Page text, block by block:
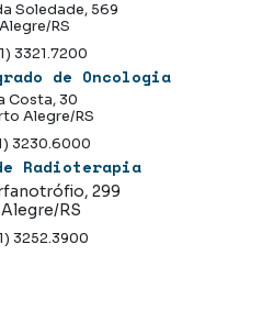
Soledade, 569
RS
3321.7200
de Oncologia
Costa, 30
Alegre/RS
3230.6000
Radioterapia
299
RS
3252.3900